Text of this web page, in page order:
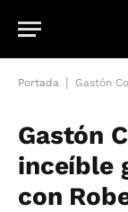
Portada Gastón
Gastón
inceíble
con